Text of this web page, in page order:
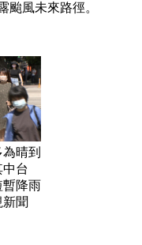
颱風未來路徑。
晴到
台
暫降雨
聞